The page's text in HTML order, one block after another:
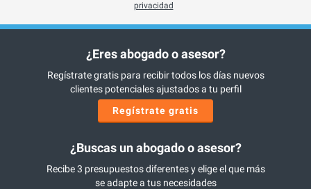
privacidad
¿Eres abogado o asesor?
Regístrate gratis para recibir todos los días nuevos
clientes potenciales ajustados a tu perfil
Regístrate gratis
¿Buscas un abogado o asesor?
Recibe 3 presupuestos diferentes y elige el que más
se adapte a tus necesidades